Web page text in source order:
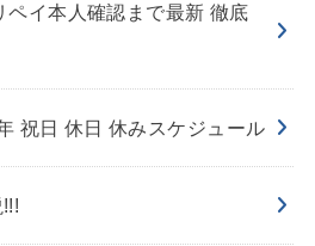
ペイ本人確認まで最新 徹底
祝日 休日 休みスケジュール